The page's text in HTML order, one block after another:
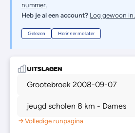
nummer.
Heb je al een account? Log gewoon in.
Gelezen Herinner me later
UITSLAGEN
Grootebroek 2008-09-07
jeugd scholen 8 km - Dames
Volledige runpagina